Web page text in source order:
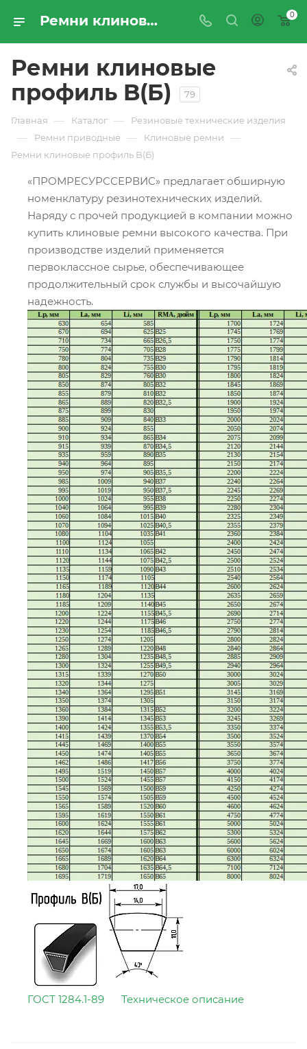
Ремни клиновые профиль B (Б) - купить по цене производителя с доставкой по России | Промресурссервис 0
Ремни клиновые
профиль B(Б)
79
Главная — Каталог — Резиновые технические изделия
— Ремни приводные — Клиновые ремни —
Ремни клиновые профиль B(Б)
«ПРОМРЕСУРССЕРВИС» предлагает обширную
номенклатуру резинотехнических изделий.
Наряду с прочей продукцией в компании можно
купить клиновые ремни высокого качества. При
производстве изделий применяется
первоклассное сырье, обеспечивающее
продолжительный срок службы и высочайшую
надежность.
ГОСТ 1284.1-89 Техническое описание